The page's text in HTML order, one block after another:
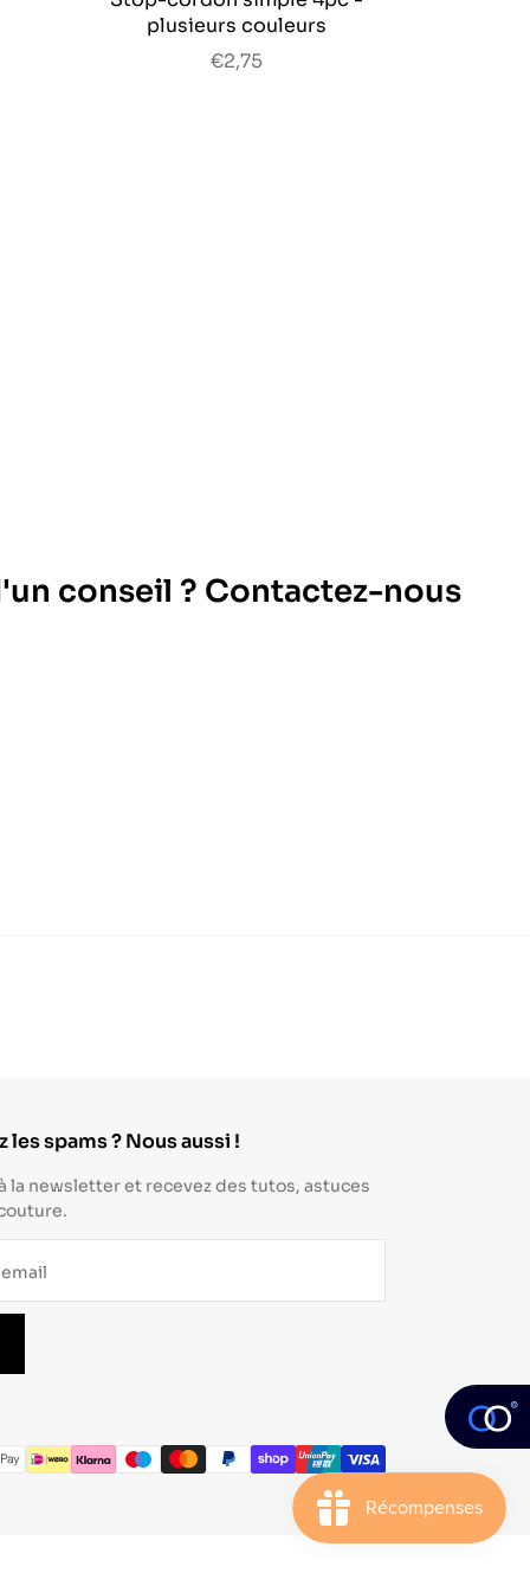
plusieurs couleurs
€2,75
conseil ? Contactez-nous
les spams ? Nous aussi !
la newsletter et recevez des tutos, astuces